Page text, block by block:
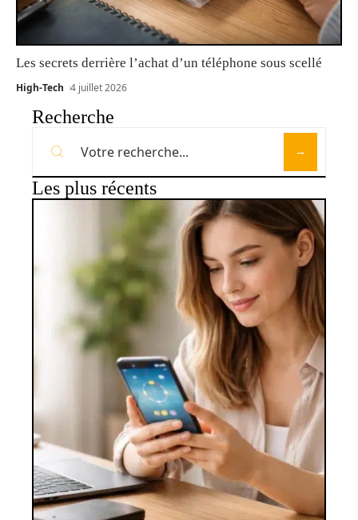
Les secrets derrière l’achat d’un téléphone sous scellé
High-Tech 4 juillet 2026
Recherche
Les plus récents